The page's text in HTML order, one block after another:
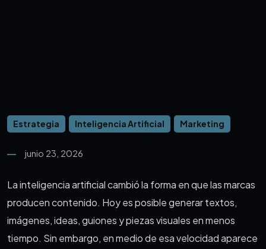
Estrategia Inteligencia Artificial Marketing
junio 23, 2026
La inteligencia artificial cambió la forma en que las marcas
producen contenido. Hoy es posible generar textos,
imágenes, ideas, guiones y piezas visuales en menos
tiempo. Sin embargo, en medio de esa velocidad aparece